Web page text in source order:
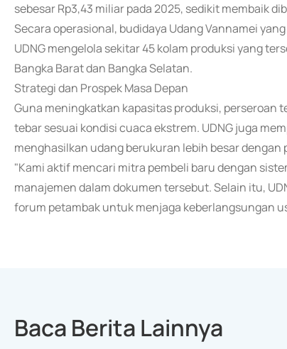
sebesar Rp3,43 miliar pada 2025, sedikit membaik
Secara operasional, budidaya Udang Vannamei
UDNG mengelola sekitar 45 kolam produksi yang
Bangka Barat dan Bangka Selatan.
Strategi dan Prospek Masa Depan
Guna meningkatkan kapasitas produksi, perseroan
tebar sesuai kondisi cuaca ekstrem. UDNG juga
menghasilkan udang berukuran lebih besar
"Kami aktif mencari mitra pembeli baru dengan
manajemen dalam dokumen tersebut. Selain itu,
forum petambak untuk menjaga keberlangsungan
Baca Berita Lainnya